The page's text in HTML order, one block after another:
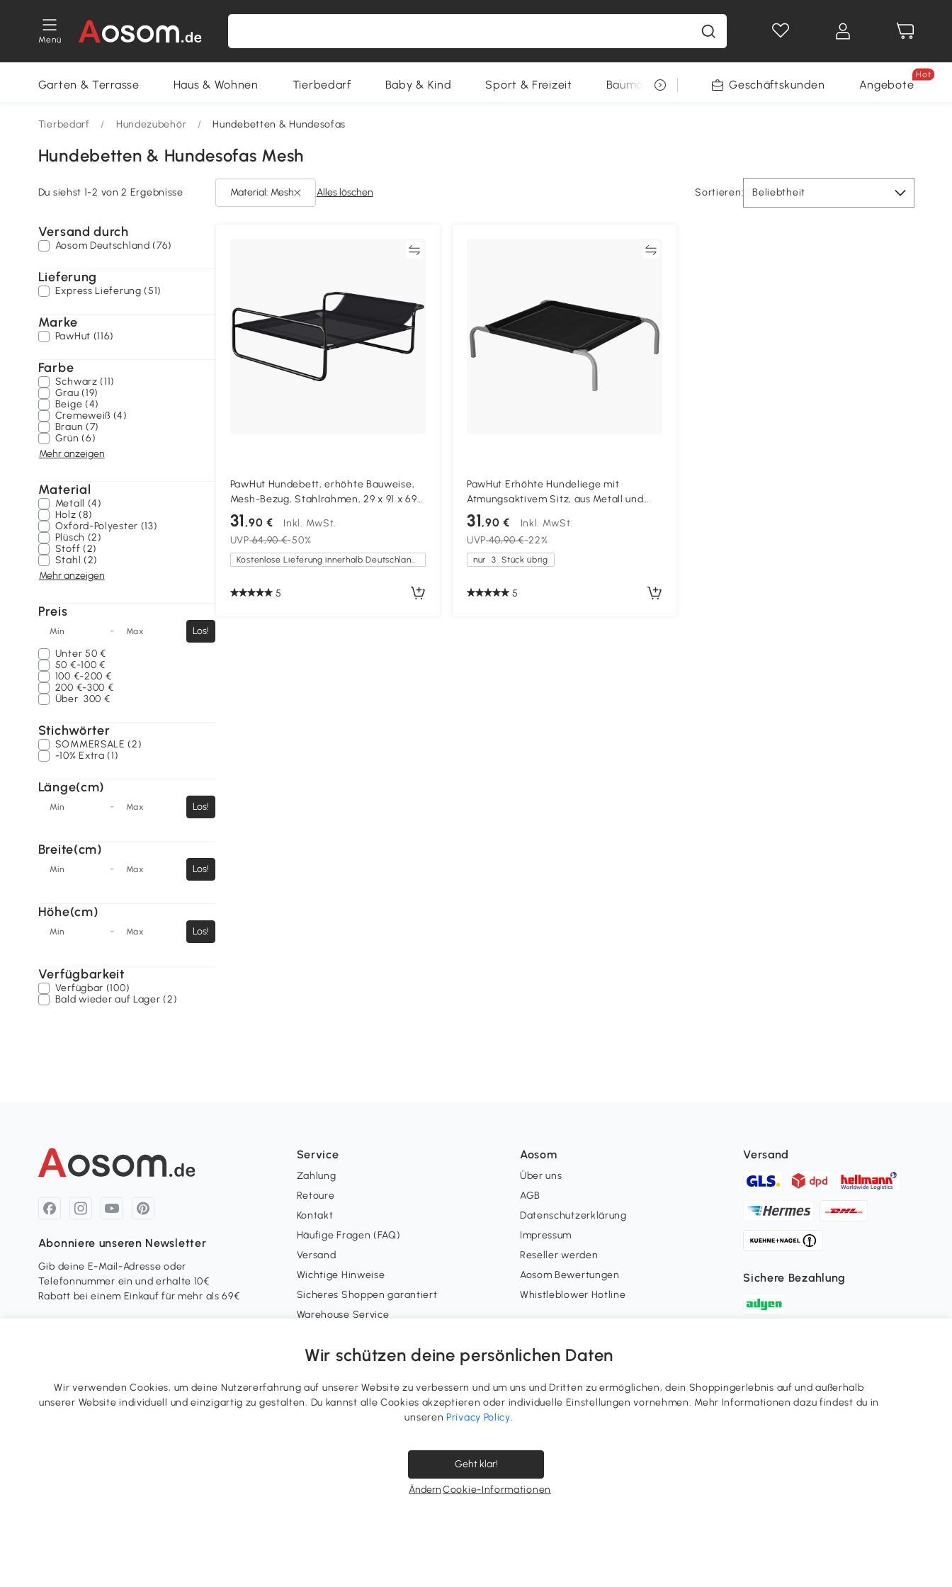
Menü
Gewinnspiele
Garten & Terrasse Haus & Wohnen Tierbedarf Baby & Kind Sport & Freizeit Baumarkt RestpostenGeschäftskunden Angebote
Hot
Tierbedarf / Hundezubehör / Hundebetten & Hundesofas
Hundebetten & Hundesofas Mesh
Du siehst 1-2 von 2 Ergebnisse Sortieren: Beliebtheit
Alles löschen
Material: Mesh
Versand durch
Aosom Deutschland (76)
Lieferung
Express Lieferung (51)
Marke
PawHut (116)
Farbe
Schwarz (11)
Grau (19)
Beige (4)
Cremeweiß (4)
Braun (7)
Grün (6)
Mehr anzeigen
Material
Metall (4)
Holz (8)
Oxford-Polyester (13)
Plüsch (2)
Stoff (2)
Stahl (2)
Mehr anzeigen
Preis
Min - Max
Los!
Unter 50 €
50 €-100 €
100 €-200 €
200 €-300 €
Über 300 €
Stichwörter
SOMMERSALE (2)
-10% Extra (1)
Länge(cm)
Min - Max Los!
Breite(cm)
Min - Max Los!
Höhe(cm)
Min - Max Los!
Verfügbarkeit
Verfügbar (100)
Bald wieder auf Lager (2)
PawHut Hundebett, erhöhte Bauweise,
Mesh-Bezug, Stahlrahmen, 29 x 91 x 69
cm, Schwarz
31 ,90 €
Inkl. MwSt.
UVP64,90 €-50%
Kostenlose Lieferung innerhalb Deutschlands
5
PawHut Erhöhte Hundeliege mit
Atmungsaktivem Sitz, aus Metall und
Stoff, 90x65x20 cm, Schwarz und Silber
31,90 €
Inkl. MwSt.
UVP40,90 €-22%
nur 3 Stück übrig
5
Abonniere unseren Newsletter
Gib deine E-Mail-Adresse oder
Telefonnummer ein und erhalte 10€
Rabatt bei einem Einkauf für mehr als 69€
Datenschutzrichtlinienzu.
Service
Zahlung
Retoure
Kontakt
Häufige Fragen (FAQ)
Versand
Wichtige Hinweise
Sicheres Shoppen garantiert
Warehouse Service
Cash-Gutschein-Richtlinien
Sponsoring
Widerrufsrecht ausüben
Aosom
Über uns
AGB
Datenschutzerklärung
Impressum
Reseller werden
Aosom Bewertungen
Whistleblower Hotline
Versand
Sichere Bezahlung
Wir schützen deine persönlichen Daten
Wir verwenden Cookies, um deine Nutzererfahrung auf unserer Website zu verbessern und um uns und Dritten zu ermöglichen, dein Shoppingerlebnis auf und außerhalb
unserer Website individuell und einzigartig zu gestalten. Du kannst alle Cookies akzeptieren oder individuelle Einstellungen vornehmen. Mehr Informationen dazu findest du in
unserenPrivacy Policy.
Geht klar!
ÄndernCookie-Informationen